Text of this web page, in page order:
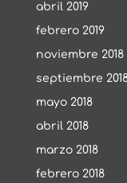
abril 2019
febrero 2019
noviembre 2018
septiembre
mayo 2018
abril 2018
marzo 2018
febrero 2018